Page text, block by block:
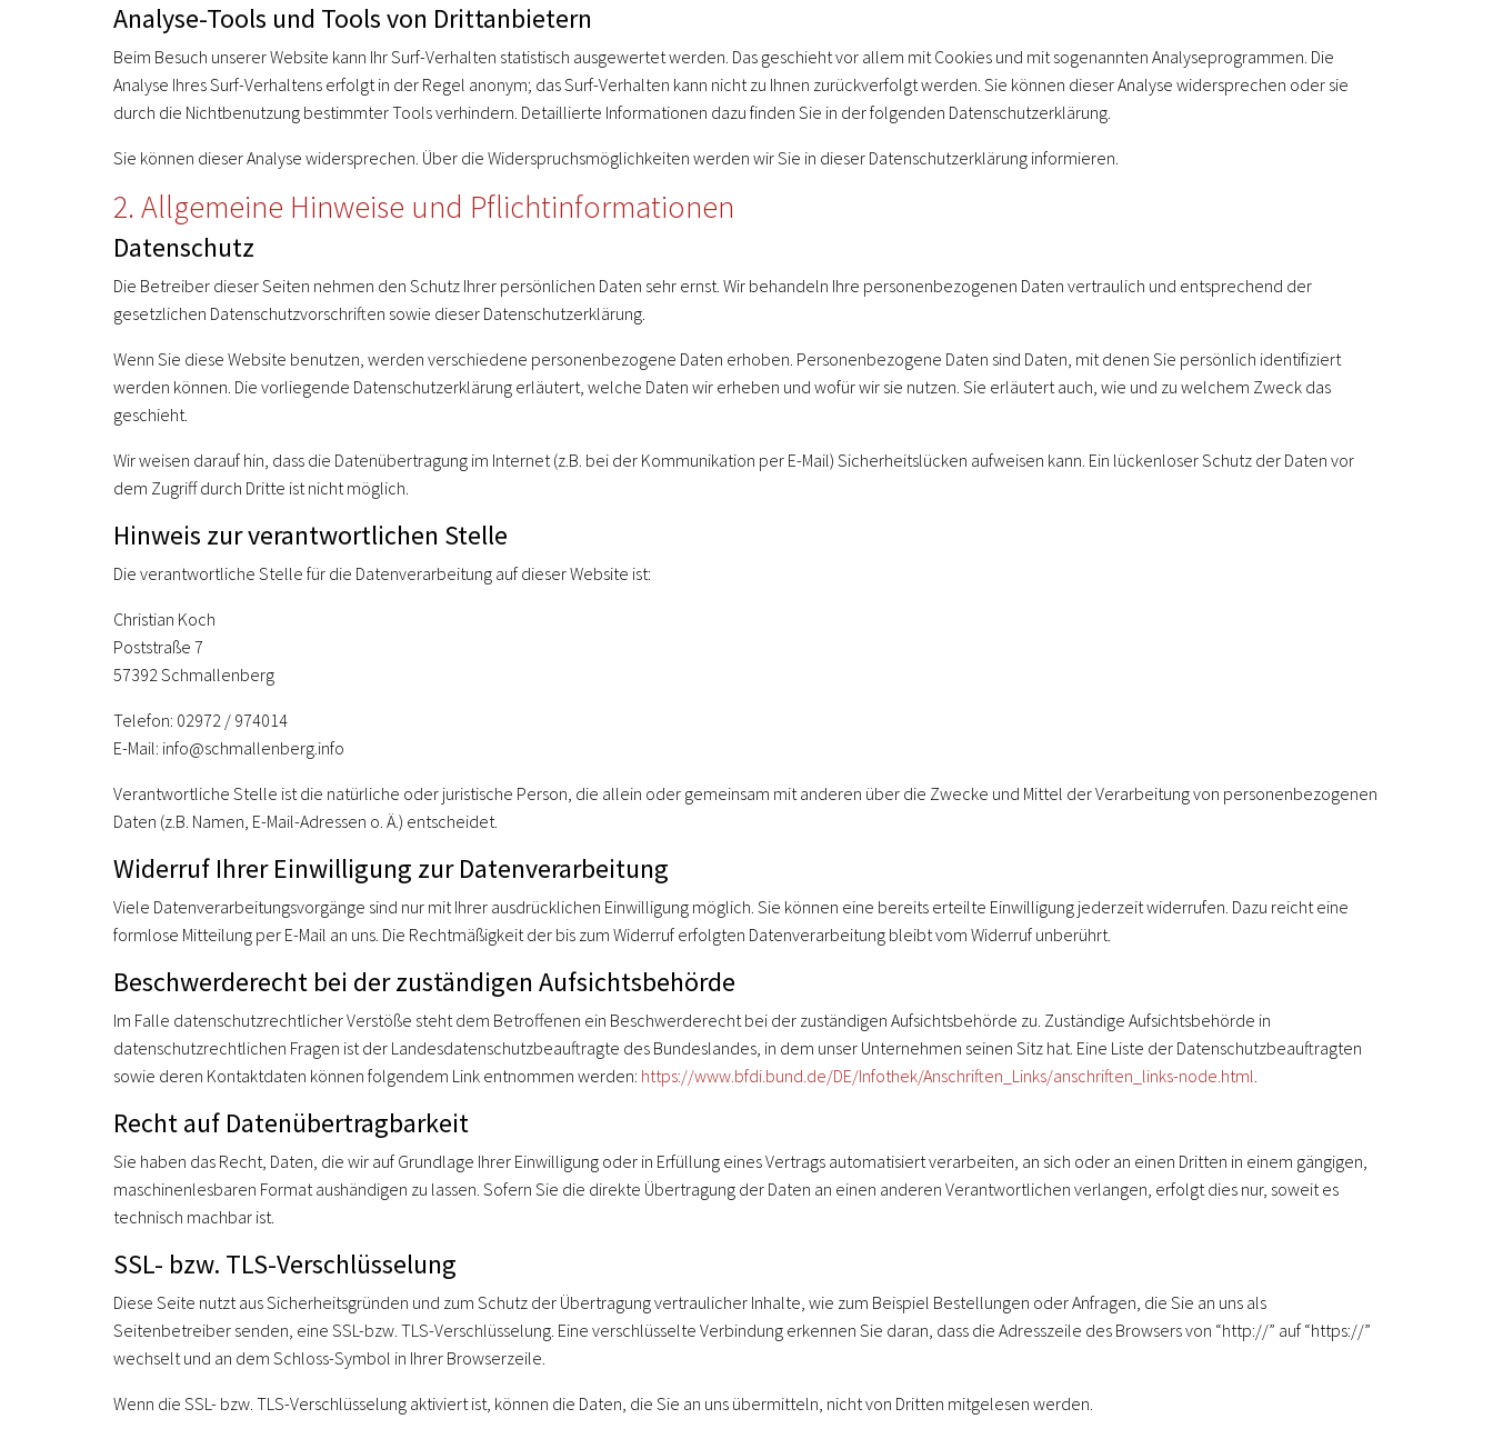
Analyse-Tools und Tools von Drittanbietern
Beim Besuch unserer Website kann Ihr Surf-Verhalten statistisch ausgewertet werden. Das geschieht vor allem mit Cookies und mit sogenannten Analyseprogrammen. Die
Analyse Ihres Surf-Verhaltens erfolgt in der Regel anonym; das Surf-Verhalten kann nicht zu Ihnen zurückverfolgt werden. Sie können dieser Analyse widersprechen oder sie
durch die Nichtbenutzung bestimmter Tools verhindern. Detaillierte Informationen dazu finden Sie in der folgenden Datenschutzerklärung.
Sie können dieser Analyse widersprechen. Über die Widerspruchsmöglichkeiten werden wir Sie in dieser Datenschutzerklärung informieren.
2. Allgemeine Hinweise und Pflichtinformationen
Datenschutz
Die Betreiber dieser Seiten nehmen den Schutz Ihrer persönlichen Daten sehr ernst. Wir behandeln Ihre personenbezogenen Daten vertraulich und entsprechend der
gesetzlichen Datenschutzvorschriften sowie dieser Datenschutzerklärung.
Wenn Sie diese Website benutzen, werden verschiedene personenbezogene Daten erhoben. Personenbezogene Daten sind Daten, mit denen Sie persönlich identifiziert
werden können. Die vorliegende Datenschutzerklärung erläutert, welche Daten wir erheben und wofür wir sie nutzen. Sie erläutert auch, wie und zu welchem Zweck das
geschieht.
Wir weisen darauf hin, dass die Datenübertragung im Internet (z.B. bei der Kommunikation per E-Mail) Sicherheitslücken aufweisen kann. Ein lückenloser Schutz der Daten vor
dem Zugriff durch Dritte ist nicht möglich.
Hinweis zur verantwortlichen Stelle
Die verantwortliche Stelle für die Datenverarbeitung auf dieser Website ist:
Christian Koch
Poststraße 7
57392 Schmallenberg
Telefon: 02972 / 974014
E-Mail: info@schmallenberg.info
Verantwortliche Stelle ist die natürliche oder juristische Person, die allein oder gemeinsam mit anderen über die Zwecke und Mittel der Verarbeitung von personenbezogenen
Daten (z.B. Namen, E-Mail-Adressen o. Ä.) entscheidet.
Widerruf Ihrer Einwilligung zur Datenverarbeitung
Viele Datenverarbeitungsvorgänge sind nur mit Ihrer ausdrücklichen Einwilligung möglich. Sie können eine bereits erteilte Einwilligung jederzeit widerrufen. Dazu reicht eine
formlose Mitteilung per E-Mail an uns. Die Rechtmäßigkeit der bis zum Widerruf erfolgten Datenverarbeitung bleibt vom Widerruf unberührt.
Beschwerderecht bei der zuständigen Aufsichtsbehörde
Im Falle datenschutzrechtlicher Verstöße steht dem Betroffenen ein Beschwerderecht bei der zuständigen Aufsichtsbehörde zu. Zuständige Aufsichtsbehörde in
datenschutzrechtlichen Fragen ist der Landesdatenschutzbeauftragte des Bundeslandes, in dem unser Unternehmen seinen Sitz hat. Eine Liste der Datenschutzbeauftragten
sowie deren Kontaktdaten können folgendem Link entnommen werden: https://www.bfdi.bund.de/DE/Infothek/Anschriften_Links/anschriften_links-node.html.
Recht auf Datenübertragbarkeit
Sie haben das Recht, Daten, die wir auf Grundlage Ihrer Einwilligung oder in Erfüllung eines Vertrags automatisiert verarbeiten, an sich oder an einen Dritten in einem gängigen,
maschinenlesbaren Format aushändigen zu lassen. Sofern Sie die direkte Übertragung der Daten an einen anderen Verantwortlichen verlangen, erfolgt dies nur, soweit es
technisch machbar ist.
SSL- bzw. TLS-Verschlüsselung
Diese Seite nutzt aus Sicherheitsgründen und zum Schutz der Übertragung vertraulicher Inhalte, wie zum Beispiel Bestellungen oder Anfragen, die Sie an uns als
Seitenbetreiber senden, eine SSL-bzw. TLS-Verschlüsselung. Eine verschlüsselte Verbindung erkennen Sie daran, dass die Adresszeile des Browsers von “http://” auf “https://”
wechselt und an dem Schloss-Symbol in Ihrer Browserzeile.
Wenn die SSL- bzw. TLS-Verschlüsselung aktiviert ist, können die Daten, die Sie an uns übermitteln, nicht von Dritten mitgelesen werden.